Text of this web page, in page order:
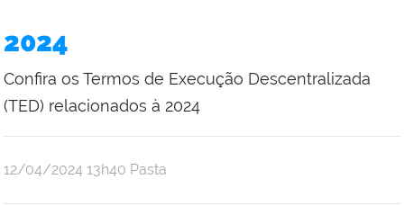
Bruce
2024
Confira os Termos de Execução Descentralizada
(TED) relacionados à 2024
por
publicado
12/04/2024 13h40 Pasta